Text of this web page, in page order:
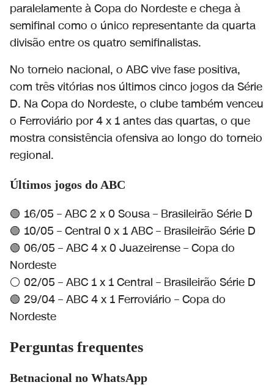
paralelamente à Copa do Nordeste e chega à
semifinal como o único representante da quarta
divisão entre os quatro semifinalistas.
No torneio nacional, o ABC vive fase positiva,
com três vitórias nos últimos cinco jogos da Série
D. Na Copa do Nordeste, o clube também venceu
o Ferroviário por 4 x 1 antes das quartas, o que
mostra consistência ofensiva ao longo do torneio
regional.
Últimos jogos do ABC
🟢 16/05 – ABC 2 x 0 Sousa – Brasileirão Série D
🟢 10/05 – Central 0 x 1 ABC – Brasileirão Série D
🟢 06/05 – ABC 4 x 0 Juazeirense – Copa do
Nordeste
⚪ 02/05 – ABC 1 x 1 Central – Brasileirão Série D
🟢 29/04 – ABC 4 x 1 Ferroviário – Copa do
Nordeste
Perguntas frequentes
Betnacional no WhatsApp